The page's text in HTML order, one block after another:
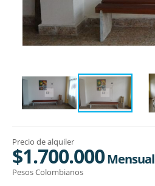
Precio de alquiler
$1.700.000Mensual
Pesos Colombianos